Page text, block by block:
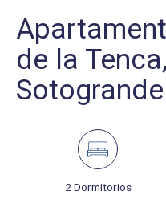
de la
Sotogrande
2 Dormitorios